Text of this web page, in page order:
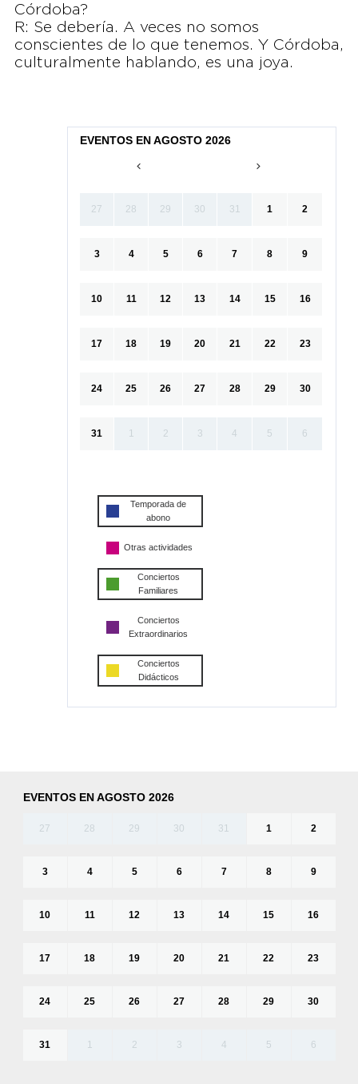
Córdoba?
R: Se debería. A veces no somos
conscientes de lo que tenemos. Y Córdoba,
culturalmente hablando, es una joya.
EVENTOS EN AGOSTO 2026
27 28 29 30 31 1 2
3 4 5 6 7 8 9
10 11 12 13 14 15 16
17 18 19 20 21 22 23
24 25 26 27 28 29 30
31 1 2 3 4 5 6
Temporada de
abono
Otras actividades
Conciertos
Familiares
Conciertos
Extraordinarios
Conciertos
Didácticos
EVENTOS EN AGOSTO 2026
27 28 29 30 31 1 2
3 4 5 6 7 8 9
10 11 12 13 14 15 16
17 18 19 20 21 22 23
24 25 26 27 28 29 30
31 1 2 3 4 5 6